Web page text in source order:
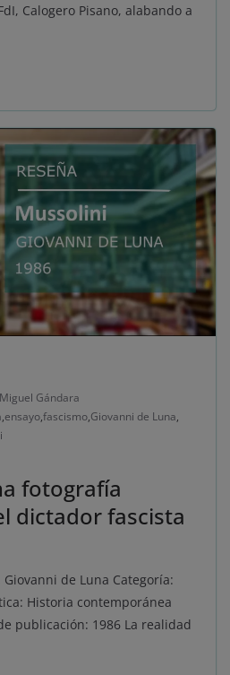
Calogero Pisano, alabando a
Gándara
,ensayo,fascismo,Giovanni de Luna,
fotografía
dictador fascista
de Luna Categoría:
Historia contemporánea
publicación: 1986 La realidad